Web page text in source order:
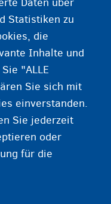
Statistiken zu
die
Inhalte und
"ALLE
Sie sich mit
einverstanden.
Sie jederzeit
oder
für die